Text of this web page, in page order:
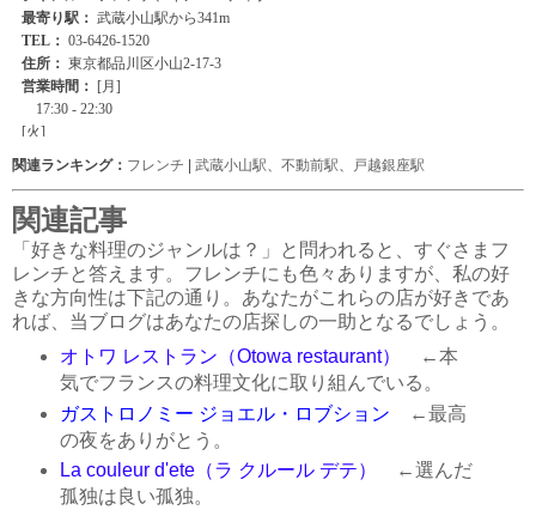
関連ランキング： フレンチ | 武蔵小山駅 不動前駅 戸越銀座駅
関連記事
「好きな料理のジャンルは？」と問われると、すぐさまフ
レンチと答えます。フレンチにも色々ありますが、私の好
きな方向性は下記の通り。あなたがこれらの店が好きであ
れば、当ブログはあなたの店探しの一助となるでしょう。
オトワ レストラン（Otowa restaurant）
←本
気でフランスの料理文化に取り組んでいる。
ガストロノミー ジョエル・ロブション ←最高
の夜をありがとう。
La couleur d'ete（ラ クルール デテ）
←選んだ
孤独は良い孤独。